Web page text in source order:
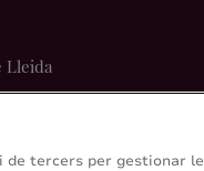
Lleida
tercers per gestionar